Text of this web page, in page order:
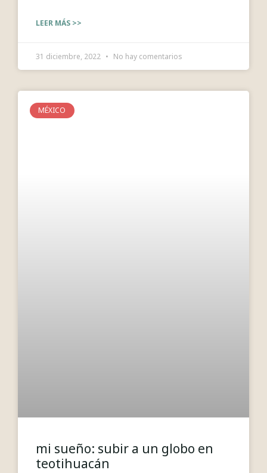
LEER MÁS >>
31 diciembre, 2022 No hay comentarios
MÉXICO
mi sueño: subir a un globo en
teotihuacán